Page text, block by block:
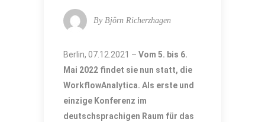
By Björn Richerzhagen
Berlin, 07.12.2021 – Vom 5. bis 6.
Mai 2022 findet sie nun statt, die
WorkflowAnalytica. Als erste und
einzige Konferenz im
deutschsprachigen Raum für das